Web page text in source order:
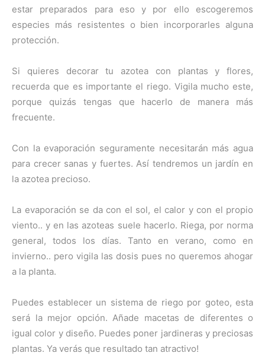
estar preparados para eso y por ello escogeremos
especies más resistentes o bien incorporarles alguna
protección.
Si quieres decorar tu azotea con plantas y flores,
recuerda que es importante el riego. Vigila mucho este,
porque quizás tengas que hacerlo de manera más
frecuente.
Con la evaporación seguramente necesitarán más agua
para crecer sanas y fuertes. Así tendremos un jardín en
la azotea precioso.
La evaporación se da con el sol, el calor y con el propio
viento.. y en las azoteas suele hacerlo. Riega, por norma
general, todos los días. Tanto en verano, como en
invierno.. pero vigila las dosis pues no queremos ahogar
a la planta.
Puedes establecer un sistema de riego por goteo, esta
será la mejor opción. Añade macetas de diferentes o
igual color y diseño. Puedes poner jardineras y preciosas
plantas. Ya verás que resultado tan atractivo!